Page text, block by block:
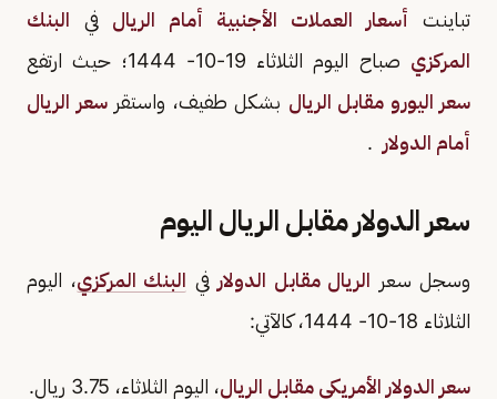
تباينت أسعار العملات الأجنبية أمام الريال في البنك
المركزي صباح اليوم الثلاثاء 19-10- 1444؛ حيث ارتفع
سعر اليورو مقابل الريال بشكل طفيف، واستقرسعر الريال
أمام الدولار .
سعر الدولار مقابل الريال اليوم
وسجل سعر الريال مقابل الدولار في البنك المركزي، اليوم
الثلاثاء 18-10- 1444، كالآتي:
سعر الدولار الأمريكي مقابل الريال، اليوم الثلاثاء، 3.75 ريال.